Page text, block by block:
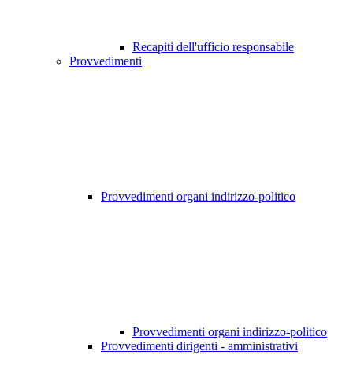
Recapiti dell'ufficio responsabile
Provvedimenti
Provvedimenti organi indirizzo-politico
Provvedimenti organi indirizzo-politico
Provvedimenti dirigenti - amministrativi